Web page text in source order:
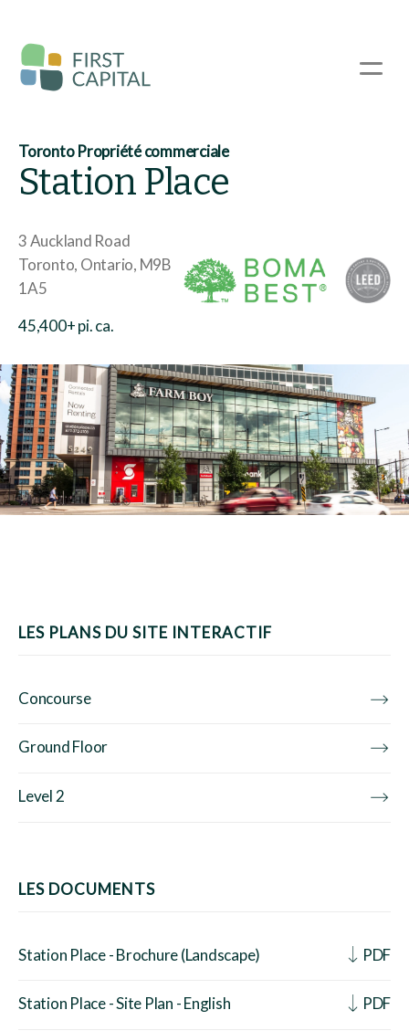
contenu
principal
☰
Toronto Propriété commerciale
Station Place
3 Auckland Road
Toronto Ontario M9B
1A5
45,400+ pi. ca.
LES PLANS DU SITE INTERACTIF
Concourse
Ground Floor
Level 2
LES DOCUMENTS
Station Place - Brochure (Landscape) PDF
Station Place - Site Plan - English PDF